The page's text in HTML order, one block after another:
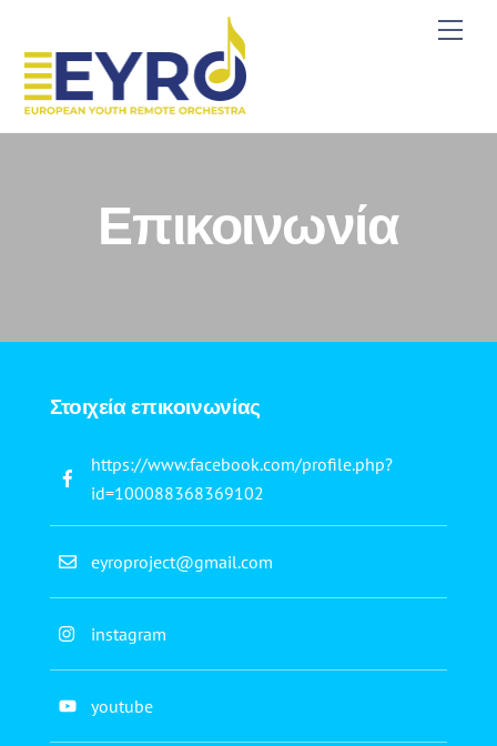
content
Επικοινωνία
Στοιχεία επικοινωνίας
https://www.facebook.com/profile.php?
id=100088368369102
eyroproject@gmail.com
instagram
youtube